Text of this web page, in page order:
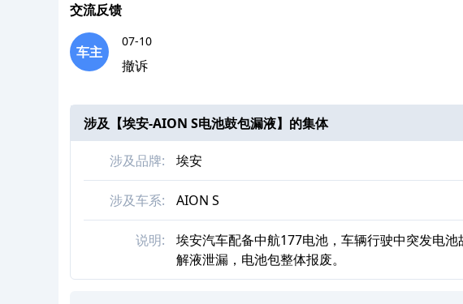
交流反馈
车主
07-10
撤诉
涉及【埃安-AION S电池鼓包漏液】的集体
涉及品牌: 埃安
涉及车系: AION S
说明:
埃安汽车配备中航177电池，车辆行驶中突发电
解液泄漏，电池包整体报废。